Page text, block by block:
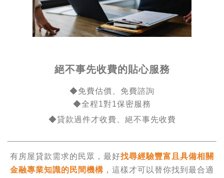
絕不事先收費的貼心服務
◆免費估價、免費諮詢
◆全程1對1保密服務
◆貸款過件才收費、絕不事先收費
有房屋貸款需求的民眾， 最好找尋經驗豐富且具備相關
金融專業知識的民間機構 ，這樣才可以替你找到最合適